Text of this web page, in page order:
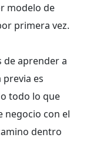
modelo de
primera vez.
de aprender a
es
todo lo que
negocio con el
dentro